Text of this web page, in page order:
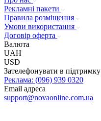
Рекламні пакети
Правила розміщення
Умови використання
Договір оферта
Валюта
UAH
USD
Зателефонувати в підтримку
Реклама: (096) 939 0320
Email адреса
au.moc.enilnoavon
@troppus